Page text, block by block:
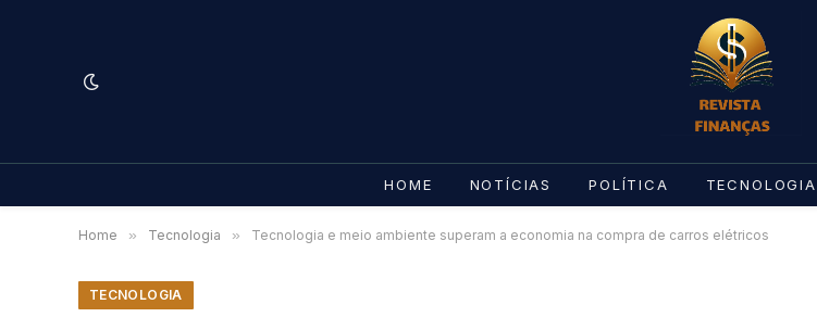
HOME NOTÍCIAS POLÍTICA TECNOLOGIA
Home » Tecnologia » Tecnologia e meio ambiente superam a economia na compra de carros elétricos
TECNOLOGIA